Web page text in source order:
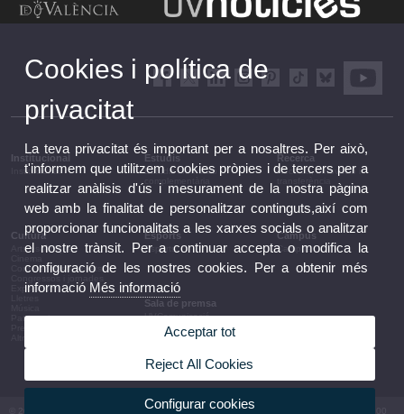
Institucional
Institucional
Estudis
Estudis i formació
Recerca
Recerca, innovació i
Cultura
Arts escèniques
Conferències i debats
Congressos i jornades
Exposicions
Patrimoni
Esports
Esports
Campus
Campus
Sala de premsa
UVComunicació
Notes de premsa
Agenda de govern
Informació corporativa
© 2026 UV. - Av. Blasco Ibáñez, 13. 46010 València. Espanya. Tel UV: (+34) 963 86 41 00
Cookies i política de
privacitat
La teva privacitat és important per a nosaltres. Per això,
t'informem que utilitzem cookies pròpies i de tercers per a
realitzar anàlisis d'ús i mesurament de la nostra pàgina
web amb la finalitat de personalitzar continguts,així com
proporcionar funcionalitats a les xarxes socials o analitzar
el nostre trànsit. Per a continuar accepta o modifica la
configuració de les nostres cookies. Per a obtenir més
informació Més informació
Acceptar tot
Reject All Cookies
Configurar cookies